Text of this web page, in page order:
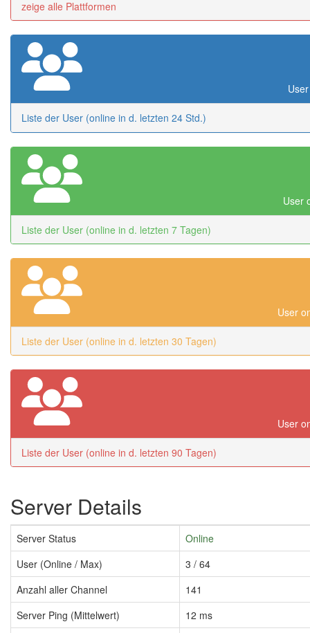
zeige alle Plattformen
Liste der User (online in d. letzten 24 Std.)
User
Liste der User (online in d. letzten 7 Tagen)
User
Liste der User (online in d. letzten 30 Tagen)
User
Liste der User (online in d. letzten 90 Tagen)
Server Details
Server Status
Online
User (Online / Max)
3 / 64
Anzahl aller Channel
141
Server Ping (Mittelwert)
12 ms